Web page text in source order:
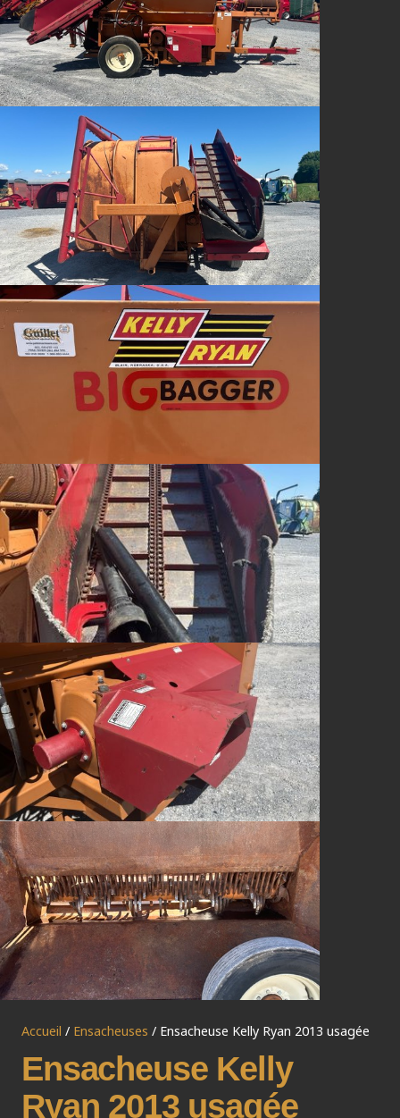
Accueil / Ensacheuses / Ensacheuse Kelly Ryan 2013 usagée
Ensacheuse Kelly
Ryan 2013 usagée